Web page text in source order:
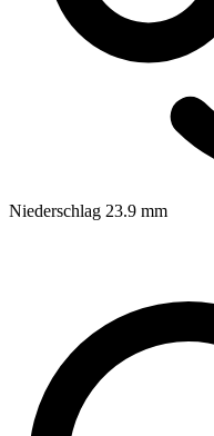
Niederschlag 23.9 mm